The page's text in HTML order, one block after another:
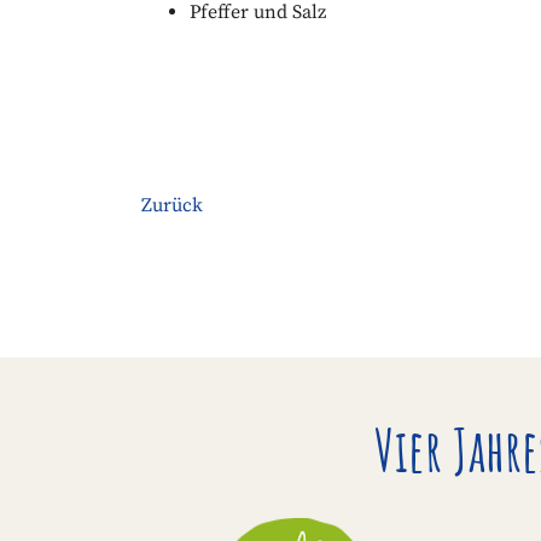
Pfeffer und Salz
Zurück
Vier